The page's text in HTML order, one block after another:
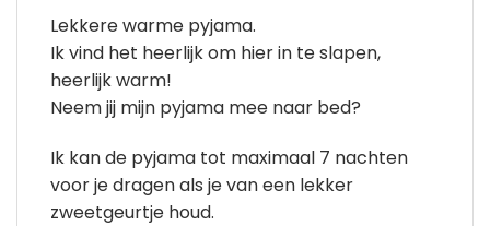
Lekkere warme pyjama.
Ik vind het heerlijk om hier in te slapen,
heerlijk warm!
Neem jij mijn pyjama mee naar bed?
Ik kan de pyjama tot maximaal 7 nachten
voor je dragen als je van een lekker
zweetgeurtje houd.